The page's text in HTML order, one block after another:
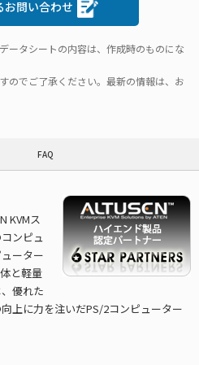
お問い合わせ
ータシートの内容は、作成時のものにな
のでご了承ください。最新の情報は、お
FAQ
KVMス
ンピュ
ーター
と軽量
優れた
上に力を注いだPS/2コンピューター